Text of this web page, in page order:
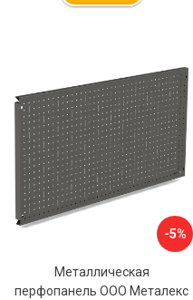
-5%
Металлическая
перфопанель ООО Металекс